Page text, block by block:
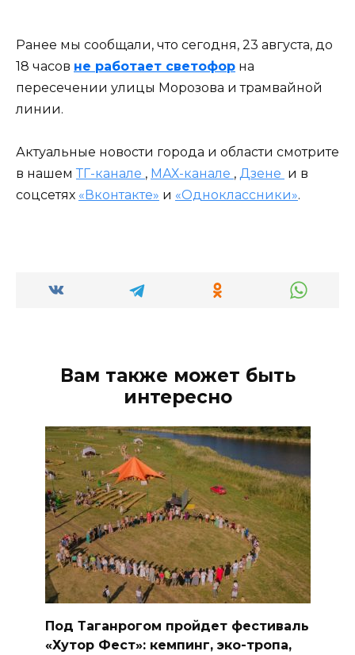
Ранее мы сообщали, что сегодня, 23 августа, до
18 часов не работает светофор на
пересечении улицы Морозова и трамвайной
линии.
Актуальные новости города и области смотрите
в нашем ТГ-канале , МАХ-канале , Дзене и в
соцсетях «Вконтакте» и «Одноклассники».
Вам также может быть
интересно
Под Таганрогом пройдет фестиваль
«Хутор Фест»: кемпинг, эко-тропа,